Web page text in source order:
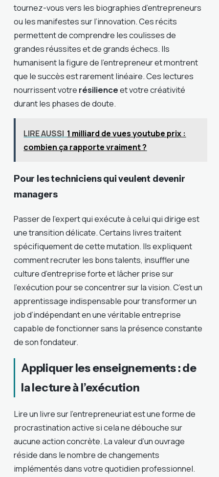
tournez-vous vers les biographies d’entrepreneurs
ou les manifestes sur l’innovation. Ces récits
permettent de comprendre les coulisses de
grandes réussites et de grands échecs. Ils
humanisent la figure de l’entrepreneur et montrent
que le succès est rarement linéaire. Ces lectures
nourrissent votre résilienceet votre créativité
durant les phases de doute.
LIRE AUSSI 1 milliard de vues youtube prix :
combien ça rapporte vraiment ?
Pour les techniciens qui veulent devenir
managers
Passer de l’expert qui exécute à celui qui dirige est
une transition délicate. Certains livres traitent
spécifiquement de cette mutation. Ils expliquent
comment recruter les bons talents, insuffler une
culture d’entreprise forte et lâcher prise sur
l’exécution pour se concentrer sur la vision. C’est un
apprentissage indispensable pour transformer un
job d’indépendant en une véritable entreprise
capable de fonctionner sans la présence constante
de son fondateur.
Appliquer les enseignements : de
la lecture à l’exécution
Lire un livre sur l’entrepreneuriat est une forme de
procrastination active si cela ne débouche sur
aucune action concrète. La valeur d’un ouvrage
réside dans le nombre de changements
implémentés dans votre quotidien professionnel.